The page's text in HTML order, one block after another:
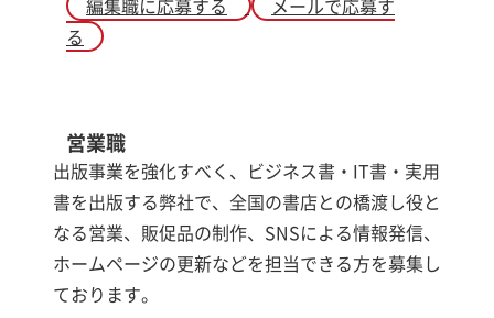
編集職に応募する
メールで応募す
る
営業職
出版事業を強化すべく、ビジネス書・IT書・実用
書を出版する弊社で、全国の書店との橋渡し役と
なる営業、販促品の制作、SNSによる情報発信、
ホームページの更新などを担当できる方を募集し
ております。